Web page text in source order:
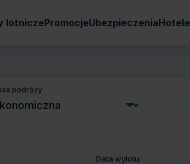
lotniczePromocjeUbezpieczeniaHotele
podróży
Data wylotu